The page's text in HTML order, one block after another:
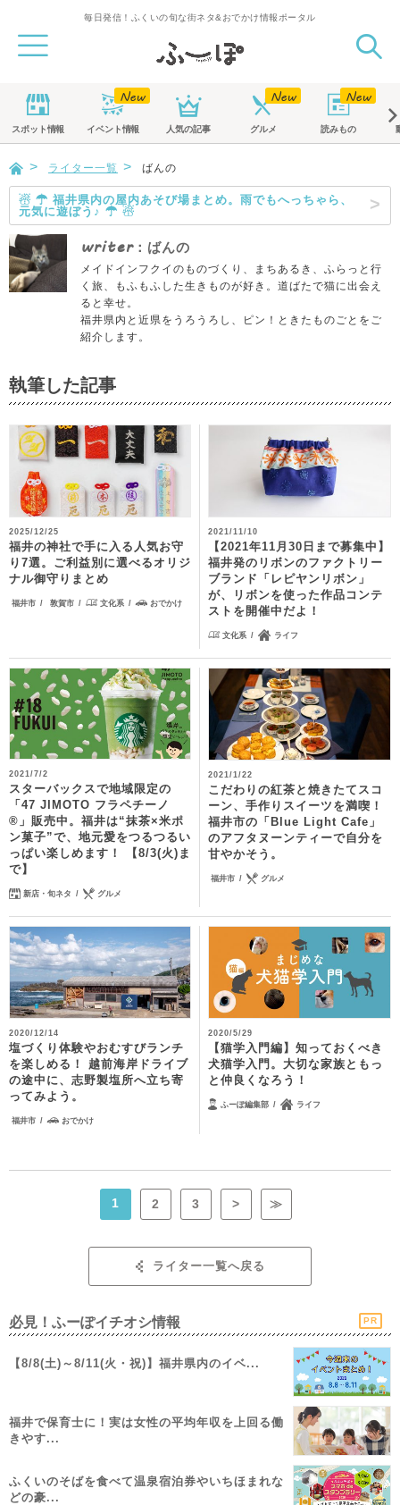
毎日発信！ふくいの旬な街ネタ&おでかけ情報ポータル
スポット情報 イベント情報 人気の記事 グルメ 読みもの
ライター一覧 ばんの
☃ ☂ 福井県内の屋内あそび場まとめ。雨でもへっちゃら、
元気に遊ぼう♪ ☂ ☃
writer：ばんの
メイドインフクイのものづくり、まちあるき、ふらっと行
く旅、もふもふした生きものが好き。道ばたで猫に出会え
ると幸せ。
福井県内と近県をうろうろし、ピン！ときたものごとをご
紹介します。
執筆した記事
2025/12/25
福井の神社で手に入る人気お守
り7選。ご利益別に選べるオリジ
ナル御守りまとめ
福井市 敦賀市 文化系 おでかけ
2021/11/10
【2021年11月30日まで募集中】
福井発のリボンのファクトリー
ブランド「レピヤンリボン」
が、リボンを使った作品コンテ
ストを開催中だよ！
文化系 ライフ
2021/7/2
スターバックスで地域限定の
「47 JIMOTO フラペチーノ
®」販売中。福井は“抹茶×米ポ
ン菓子”で、地元愛をつるつるい
っぱい楽しめます！ 【8/3(火)ま
で】
新店・旬ネタ グルメ
2021/1/22
こだわりの紅茶と焼きたてスコ
ーン、手作りスイーツを満喫！
福井市の「Blue Light Cafe」
のアフタヌーンティーで自分を
甘やかそう。
福井市 グルメ
2020/12/14
塩づくり体験やおむすびランチ
を楽しめる！ 越前海岸ドライブ
の途中に、志野製塩所へ立ち寄
ってみよう。
福井市 おでかけ
2020/5/29
【猫学入門編】知っておくべき
犬猫学入門。大切な家族ともっ
と仲良くなろう！
ふーぽ編集部 ライフ
1 2 3 > ≫
ライター一覧へ戻る
必見！ふーぽイチオシ情報 PR
【8/8(土)～8/11(火・祝)】福井県内のイベ...
福井で保育士に！実は女性の平均年収を上回る働
きやす...
ふくいのそばを食べて温泉宿泊券やいちほまれな
どの豪...